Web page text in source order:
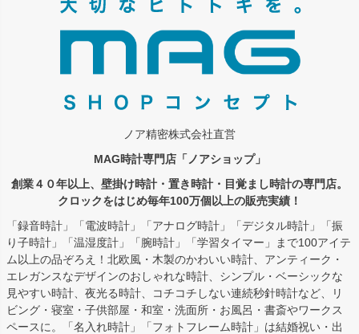
ノア精密株式会社直営
MAG時計専門店「ノアショップ」
創業４０年以上、壁掛け時計・置き時計・目覚まし時計の専門店。
クロックをはじめ毎年100万個以上の販売実績！
「録音時計」「電波時計」「アナログ時計」「デジタル時計」「振
り子時計」「温湿度計」「腕時計」「学習タイマー」まで100アイテ
ム以上の品ぞろえ！北欧風・木製のかわいい時計、アンティーク・
エレガンスなデザインのおしゃれな時計、シンプル・ベーシックな
見やすい時計、夜光る時計、コチコチしない連続秒針時計など、リ
ビング・寝室・子供部屋・和室・洗面所・お風呂・書斎やワークス
ペースに。「名入れ時計」「フォトフレーム時計」は結婚祝い・出